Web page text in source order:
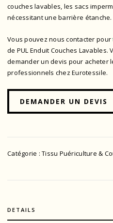
couches lavables, les sacs
nécessitant une barrière étanche.
Vous pouvez nous contacter pour
de PUL Enduit Couches Lavables.
demander un devis pour acheter
professionnels chez Eurotessile.
DEMANDER UN DEVIS
Catégorie :Tissu Puériculture &
DETAILS